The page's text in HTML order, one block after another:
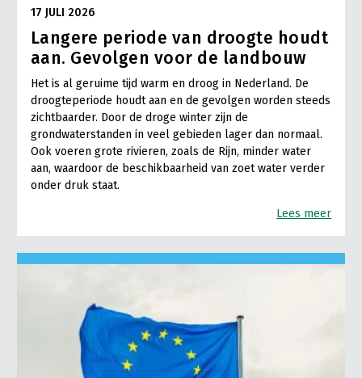
17 JULI 2026
Langere periode van droogte houdt
aan. Gevolgen voor de landbouw
Het is al geruime tijd warm en droog in Nederland. De
droogteperiode houdt aan en de gevolgen worden steeds
zichtbaarder. Door de droge winter zijn de
grondwaterstanden in veel gebieden lager dan normaal.
Ook voeren grote rivieren, zoals de Rijn, minder water
aan, waardoor de beschikbaarheid van zoet water verder
onder druk staat.
Lees meer